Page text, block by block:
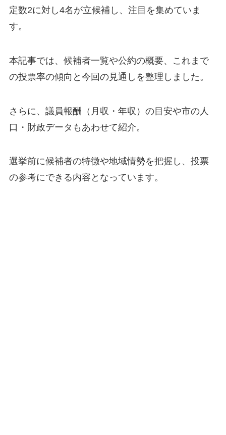
定数2に対し4名が立候補し、注目を集めていま
す。
本記事では、候補者一覧や公約の概要、これまで
の投票率の傾向と今回の見通しを整理しました。
さらに、議員報酬（月収・年収）の目安や市の人
口・財政データもあわせて紹介。
選挙前に候補者の特徴や地域情勢を把握し、投票
の参考にできる内容となっています。